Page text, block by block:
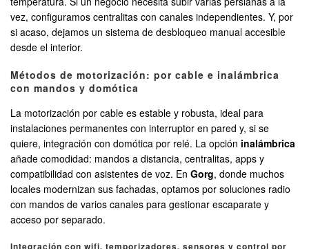
vez, configuramos centralitas con canales independientes. Y, por
si acaso, dejamos un sistema de desbloqueo manual accesible
desde el interior.
Métodos de motorización: por cable e inalámbrica
con mandos y domótica
La motorización por cable es estable y robusta, ideal para
instalaciones permanentes con interruptor en pared y, si se
quiere, integración con domótica por relé. La opción inalámbrica
añade comodidad: mandos a distancia, centralitas, apps y
compatibilidad con asistentes de voz. En Gorg, donde muchos
locales modernizan sus fachadas, optamos por soluciones radio
con mandos de varios canales para gestionar escaparate y
acceso por separado.
Integración con wifi, temporizadores, sensores y control por